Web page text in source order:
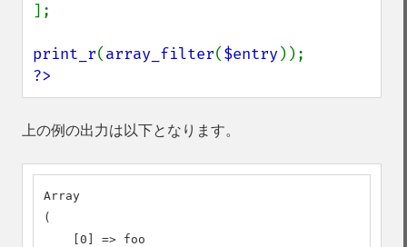
];
print_r(array_filter($entry
?>
上の例の出力は以下となります。
Array
(
    [0] => foo